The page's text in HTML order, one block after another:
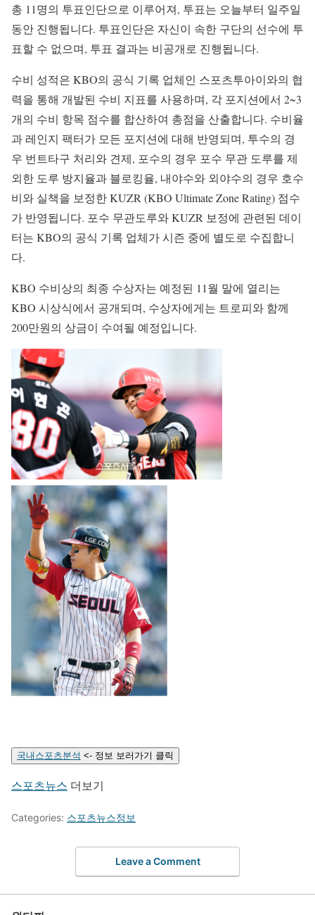
총 11명의 투표인단으로 이루어져, 투표는 오늘부터 일주일
동안 진행됩니다. 투표인단은 자신이 속한 구단의 선수에 투
표할 수 없으며, 투표 결과는 비공개로 진행됩니다.
수비 성적은 KBO의 공식 기록 업체인 스포츠투아이와의 협
력을 통해 개발된 수비 지표를 사용하며, 각 포지션에서 2~3
개의 수비 항목 점수를 합산하여 총점을 산출합니다. 수비율
과 레인지 팩터가 모든 포지션에 대해 반영되며, 투수의 경
우 번트타구 처리와 견제, 포수의 경우 포수 무관 도루를 제
외한 도루 방지율과 블로킹율, 내야수와 외야수의 경우 호수
비와 실책을 보정한 KUZR (KBO Ultimate Zone Rating) 점수
가 반영됩니다. 포수 무관도루와 KUZR 보정에 관련된 데이
터는 KBO의 공식 기록 업체가 시즌 중에 별도로 수집합니
다.
KBO 수비상의 최종 수상자는 예정된 11월 말에 열리는
KBO 시상식에서 공개되며, 수상자에게는 트로피와 함께
200만원의 상금이 수여될 예정입니다.
국내스포츠분석 <- 정보 보러가기 클릭
스포츠뉴스 더보기
Categories: 스포츠뉴스정보
Leave a Comment